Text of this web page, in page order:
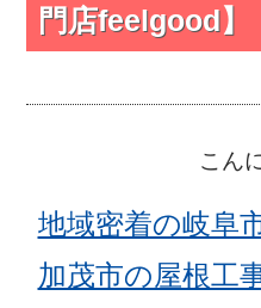
門店feelgood】
こん
地域密着の岐阜
加茂市の屋根工